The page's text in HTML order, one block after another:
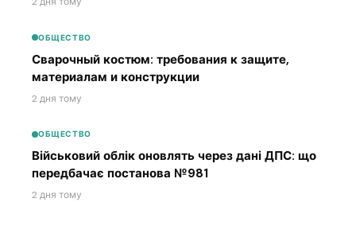
ОБЩЕСТВО
Сварочный костюм: требования к защите,
материалам и конструкции
2 дня тому
ОБЩЕСТВО
Військовий облік оновлять через дані ДПС: що
передбачає постанова №981
2 дня тому